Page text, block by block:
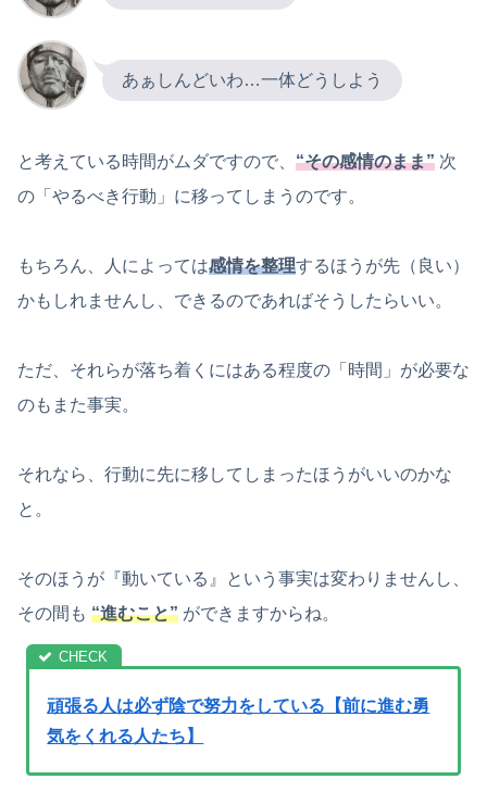
あぁしんどいわ…一体どうしよう
と考えている時間がムダですので、 “その感情のまま” 次
の「やるべき行動」に移ってしまうのです。
もちろん、人によっては感情を整理するほうが先（良い）
かもしれませんし、できるのであればそうしたらいい。
ただ、それらが落ち着くにはある程度の「時間」が必要な
のもまた事実。
それなら、行動に先に移してしまったほうがいいのかな
と。
そのほうが『動いている』という事実は変わりませんし、
その間も “進むこと” ができますからね。
頑張る人は必ず陰で努力をしている【前に進む勇
気をくれる人たち】